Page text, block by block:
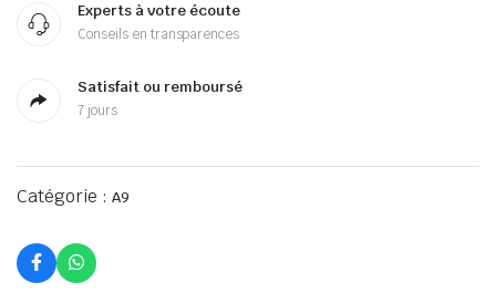
Experts à votre écoute
Conseils en transparences
Satisfait ou remboursé
7 jours
Catégorie : A9